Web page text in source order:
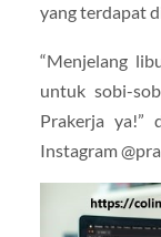
yang terdapat
“Menjelang
untuk sobi-
Prakerja ya!”
Instagram